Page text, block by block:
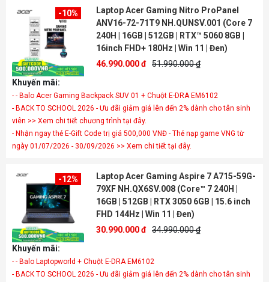
-10%
Laptop Acer Gaming Nitro ProPanel
ANV16-72-71T9 NH.QUNSV.001 (Core 7
240H | 16GB | 512GB | RTX™ 5060 8GB |
16inch FHD+ 180Hz | Win 11 | Đen)
46.990.000 đ 51.990.000 ₫
Khuyến mãi:
- - Balo Acer Gaming Backpack SUV 01 + Chuột E-DRA EM6102
- BACK TO SCHOOL 2026 - Ưu đãi giảm giá lên đến 2% dành cho tân sinh
viên >> Xem chi tiết chương trình tại đây.
- Nhận ngay thẻ E-Gift Code trị giá 500,000 VNĐ - Thẻ nạp game VNG từ
ngày 01/07/2026 - 30/09/2026 >> Xem chi tiết tại đây.
-12%
Laptop Acer Gaming Aspire 7 A715-59G-
79XF NH.QX6SV.008 (Core™ 7 240H |
16GB | 512GB | RTX 3050 6GB | 15.6 inch
FHD 144Hz | Win 11 | Đen)
30.990.000 đ 34.990.000 ₫
Khuyến mãi:
- - Balo Laptopworld + Chuột E-DRA EM6102
- BACK TO SCHOOL 2026 - Ưu đãi giảm giá lên đến 2% dành cho tân sinh